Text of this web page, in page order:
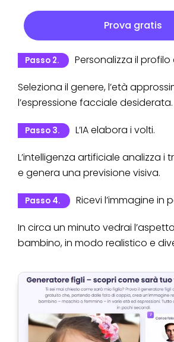
Prova gratis
Passo 2.
Personalizza il
Seleziona il genere, l’età
l’espressione facciale desiderata.
Passo 3.
L’IA elabora i volti.
L’intelligenza artificiale analizza i
e genera una previsione visiva.
Passo 4.
Ricevi l’immagine in
In circa un minuto vedrai
bambino, in modo realistico e